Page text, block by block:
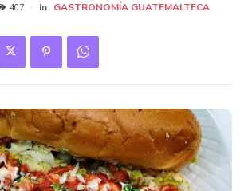
407 In GASTRONOMÍA GUATEMALTECA